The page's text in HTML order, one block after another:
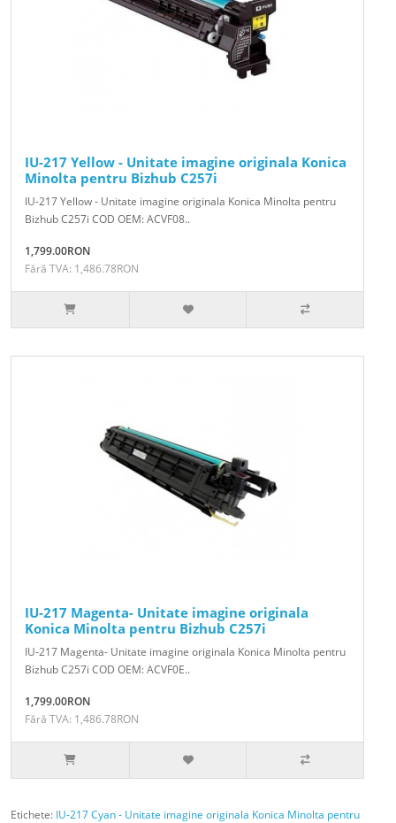
IU-217 Yellow - Unitate imagine originala Konica
Minolta pentru Bizhub C257i
IU-217 Yellow - Unitate imagine originala Konica Minolta pentru
Bizhub C257i COD OEM: ACVF08..
1,799.00RON
Fără TVA: 1,486.78RON
IU-217 Magenta- Unitate imagine originala
Konica Minolta pentru Bizhub C257i
IU-217 Magenta- Unitate imagine originala Konica Minolta pentru
Bizhub C257i COD OEM: ACVF0E..
1,799.00RON
Fără TVA: 1,486.78RON
Etichete: IU-217 Cyan - Unitate imagine originala Konica Minolta pentru